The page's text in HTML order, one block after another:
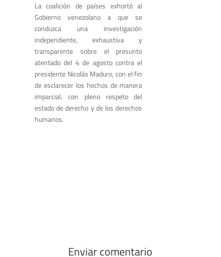
La coalición de países exhortó al
Gobierno venezolano a que se
conduzca una investigación
independiente, exhaustiva y
transparente sobre el presunto
atentado del 4 de agosto contra el
presidente Nicolás Maduro, con el fin
de esclarecer los hechos de manera
imparcial, con pleno respeto del
estado de derecho y de los derechos
humanos.
Enviar comentario